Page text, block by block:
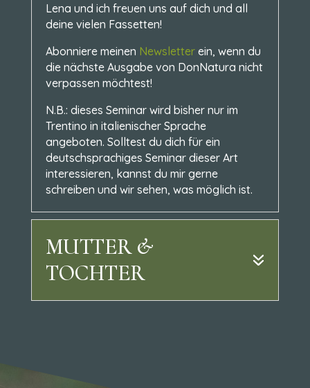
Lena und ich freuen uns auf dich und all
deine vielen Fassetten!
Abonniere meinen Newsletterein, wenn du
die nächste Ausgabe von DonNatura nicht
verpassen möchtest!
N.B.: dieses Seminar wird bisher nur im
Trentino in italienischer Sprache
angeboten. Solltest du dich für ein
deutschsprachiges Seminar dieser Art
interessieren, kannst du mir gerne
schreiben und wir sehen, was möglich ist.
MUTTER &
TOCHTER